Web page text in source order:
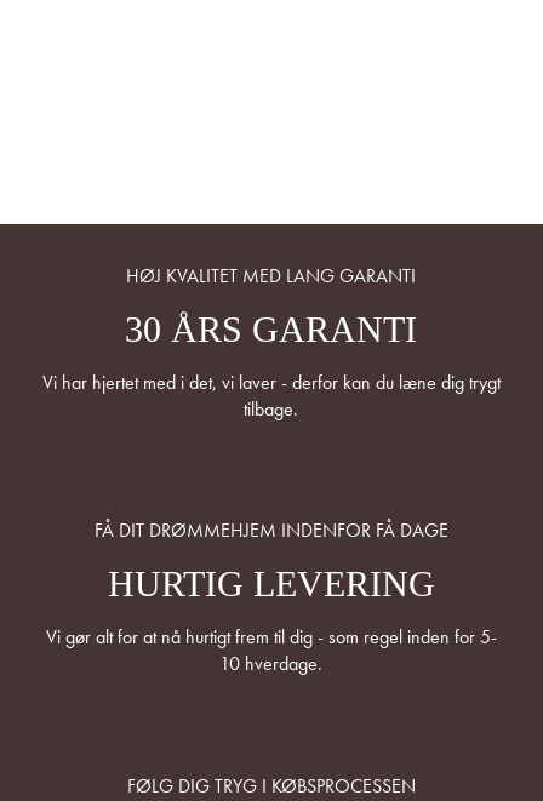
HØJ KVALITET MED LANG GARANTI
30 ÅRS GARANTI
Vi har hjertet med i det, vi laver - derfor kan du læne dig trygt
tilbage.
FÅ DIT DRØMMEHJEM INDENFOR FÅ DAGE
HURTIG LEVERING
Vi gør alt for at nå hurtigt frem til dig - som regel inden for 5-
10 hverdage.
FØLG DIG TRYG I KØBSPROCESSEN